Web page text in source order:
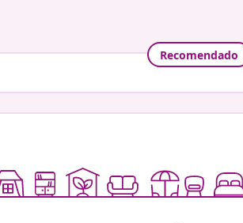
Recomendado